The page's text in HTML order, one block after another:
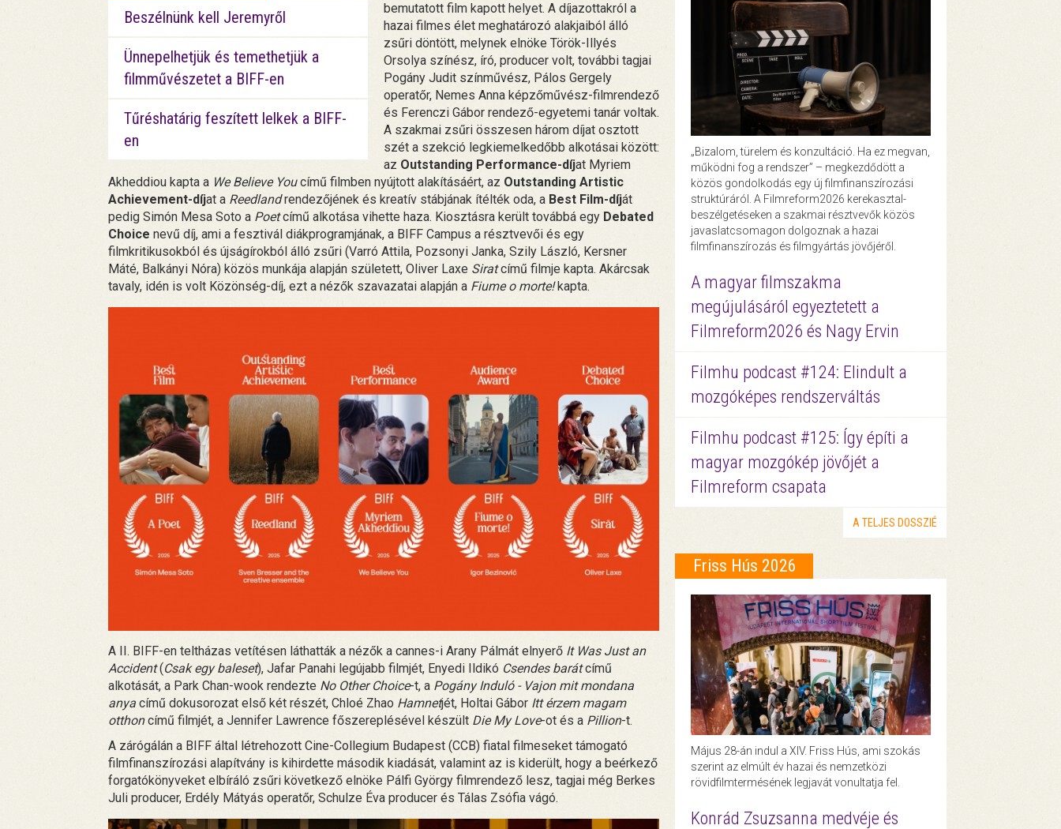
Beszélnünk kell Jeremyről
Ünnepelhetjük és temethetjük a
filmművészetet a BIFF-en
Tűréshatárig feszített lelkek a BIFF-
en
bemutatott film kapott helyet. A díjazottakról a
hazai filmes élet meghatározó alakjaiból álló
zsűri döntött, melynek elnöke Török-Illyés
Orsolya színész, író, producer volt, további tagjai
Pogány Judit színművész, Pálos Gergely
operatőr, Nemes Anna képzőművész-filmrendező
és Ferenczi Gábor rendező-egyetemi tanár voltak.
A szakmai zsűri összesen három díjat osztott
szét a szekció legkiemelkedőbb alkotásai között:
az Outstanding Performance-díjat Myriem
Akheddiou kapta a We Believe Youcímű filmben nyújtott alakításáért, az Outstanding Artistic
Achievement-díjat a Reedlandrendezőjének és kreatív stábjának ítélték oda, a Best Film-díját
pedig Simón Mesa Soto a Poetcímű alkotása vihette haza. Kiosztásra került továbbá egy Debated
Choice nevű díj, ami a fesztivál diákprogramjának, a BIFF Campus a résztvevői és egy
filmkritikusokból és újságírokból álló zsűri (Varró Attila, Pozsonyi Janka, Szily László, Kersner
Máté, Balkányi Nóra) közös munkája alapján született, Oliver Laxe Siratcímű filmje kapta. Akárcsak
tavaly, idén is volt Közönség-díj, ezt a nézők szavazatai alapján a Fiume o morte!kapta.
A II. BIFF-en teltházas vetítésen láthatták a nézők a cannes-i Arany Pálmát elnyerő It Was Just an
Accident(Csak egy baleset), Jafar Panahi legújabb filmjét, Enyedi Ildikó Csendes barátcímű
alkotását, a Park Chan-wook rendezte No Other Choice-t, a Pogány Induló - Vajon mit mondana
anya című dokusorozat első két részét, Chloé Zhao Hamnetjét, Holtai Gábor Itt érzem magam
otthoncímű filmjét, a Jennifer Lawrence főszereplésével készült Die My Love-ot és a Pillion-t.
A zárógálán a BIFF által létrehozott Cine-Collegium Budapest (CCB) fiatal filmeseket támogató
filmfinanszírozási alapítvány is kihirdette második kiadását, valamint az is kiderült, hogy a beérkező
forgatókönyveket elbíráló zsűri következő elnöke Pálfi György filmrendező lesz, tagjai még Berkes
Juli producer, Erdély Mátyás operatőr, Schulze Éva producer és Tálas Zsófia vágó.
„Bizalom, türelem és konzultáció. Ha ez megvan,
működni fog a rendszer” – megkezdődött a
közös gondolkodás egy új filmfinanszírozási
struktúráról. A Filmreform2026 kerekasztal-
beszélgetéseken a szakmai résztvevők közös
javaslatcsomagon dolgoznak a hazai
filmfinanszírozás és filmgyártás jövőjéről.
A magyar filmszakma
megújulásáról egyeztetett a
Filmreform2026 és Nagy Ervin
Filmhu podcast #124: Elindult a
mozgóképes rendszerváltás
Filmhu podcast #125: Így építi a
magyar mozgókép jövőjét a
Filmreform csapata
A TELJES DOSSZIÉ
Friss Hús 2026
Május 28-án indul a XIV. Friss Hús, ami szokás
szerint az elmúlt év hazai és nemzetközi
rövidfilmtermésének legjavát vonultatja fel.
Konrád Zsuzsanna medvéje és